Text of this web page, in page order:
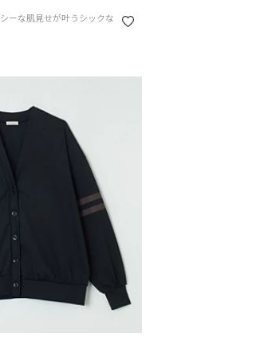
ーな肌見せが叶うシックな